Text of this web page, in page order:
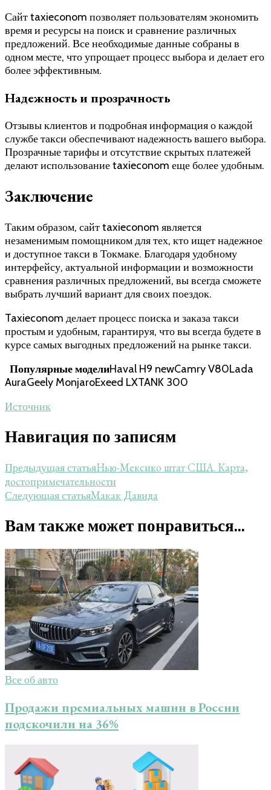
Сайт taxieconom позволяет пользователям экономить
время и ресурсы на поиск и сравнение различных
предложений. Все необходимые данные собраны в
одном месте, что упрощает процесс выбора и делает его
более эффективным.
Надежность и прозрачность
Отзывы клиентов и подробная информация о каждой
службе такси обеспечивают надежность вашего выбора.
Прозрачные тарифы и отсутствие скрытых платежей
делают использование taxieconom еще более удобным.
Заключение
Таким образом, сайт taxieconom является
незаменимым помощником для тех, кто ищет надежное
и доступное такси в Токмаке. Благодаря удобному
интерфейсу, актуальной информации и возможности
сравнения различных предложений, вы всегда сможете
выбрать лучший вариант для своих поездок.
Taxieconom делает процесс поиска и заказа такси
простым и удобным, гарантируя, что вы всегда будете в
курсе самых выгодных предложений на рынке такси.
Популярные моделиHaval H9 newCamry V80Lada
AuraGeely MonjaroExeed LXTANK 300
Источник
Навигация по записям
Предыдущая статьяНью-Мексико штат США. Карта,
достопримечательности
Следующая статьяМакак Давида
Вам также может понравиться...
Все об авто
Продажи премиальных машин в России
подскочили на 36%